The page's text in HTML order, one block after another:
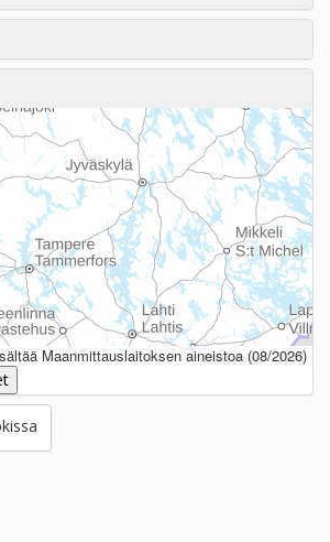
Maanmittauslaitoksen aineistoa (08/2026)